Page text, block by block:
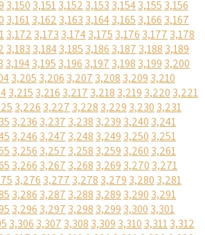
3,150 3,1513,152 3,153 3,1543,155 3,156
3,1613,162 3,163 3,1643,165 3,166 3,167
3,172 3,173 3,1743,175 3,176 3,177 3,178
3,183 3,1843,185 3,186 3,187 3,188 3,189
3,1943,195 3,196 3,197 3,198 3,199 3,200
3,205 3,206 3,207 3,208 3,209 3,210
3,215 3,216 3,217 3,218 3,219 3,220 3,221
3,226 3,227 3,228 3,229 3,230 3,231
3,236 3,237 3,238 3,239 3,240 3,241
3,246 3,247 3,248 3,249 3,250 3,251
3,256 3,257 3,258 3,259 3,260 3,261
3,266 3,267 3,268 3,269 3,270 3,271
3,276 3,277 3,278 3,279 3,280 3,281
3,286 3,287 3,288 3,289 3,290 3,291
3,296 3,297 3,298 3,299 3,300 3,301
3,306 3,307 3,308 3,309 3,310 3,3113,312